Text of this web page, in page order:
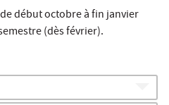
début octobre à fin janvier
(dès février).